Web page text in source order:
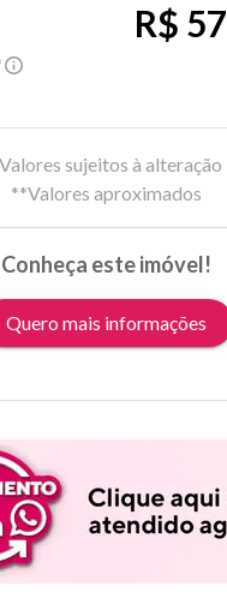
R$
sujeitos à alteração
**Valores aproximados
Conheça este imóvel!
Quero mais informações